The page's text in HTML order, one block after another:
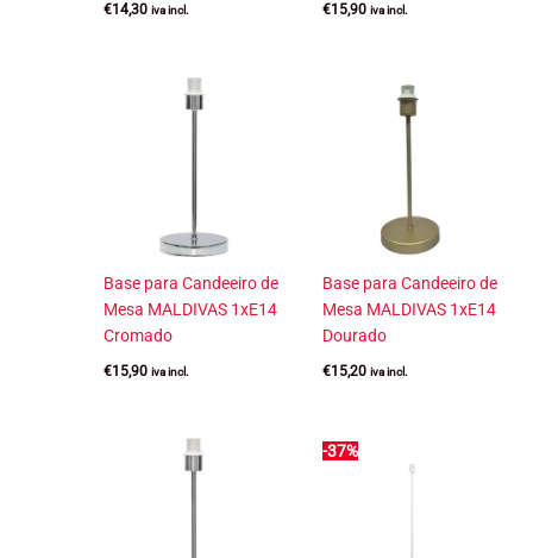
€14,30 iva incl. €15,90 iva incl.
Base para Candeeiro de
Mesa MALDIVAS 1xE14
Cromado
€15,90 iva incl.
Base para Candeeiro de
Mesa MALDIVAS 1xE14
Dourado
€15,20 iva incl.
-37%